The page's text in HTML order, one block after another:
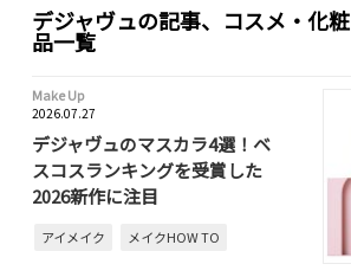
デジャヴュの記事、コスメ・化粧
品一覧
Make Up
2026.07.27
デジャヴュのマスカラ4選！ベ
スコスランキングを受賞した
2026新作に注目
アイメイク メイクHOW TO